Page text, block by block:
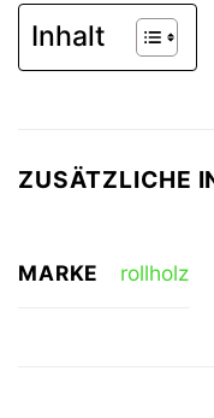
Inhalt
ZUSÄTZLICHE
MARKE rollholz